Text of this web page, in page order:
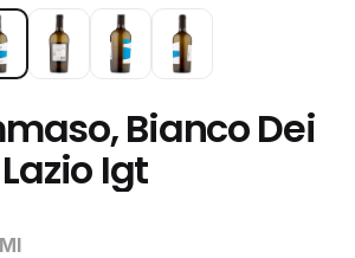
Bianco Dei
Igt